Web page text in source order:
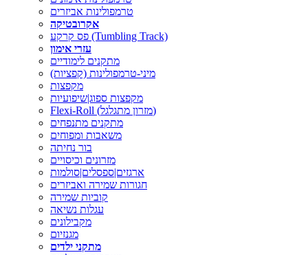
טרמפולינות אביזרים
אקרובטיקה
פס קרקע (Tumbling Track)
עזרי אימון
מתקנים לימודיים
מיני-טרמפולינות (קפציות)
מקפצות
מקפצות ספוג|שיפועיות
Flexi-Roll (מזרון מתגלגל)
מתקנים מתנפחים
משאבות ומפוחים
בור נחיתה
מזרונים וכיסויים
ארגזים|ספסלים|סולמות
חגורות שמירה ואביזרים
קוביות שמירה
עגלות נשיאה
מקבילונים
מגנזיום
מתקני ילדים